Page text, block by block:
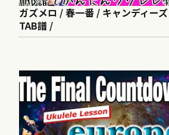
ガズメロ / 春一番 / キャンディー
TAB譜 /